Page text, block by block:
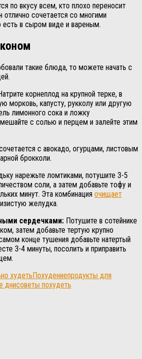
по вкусу всем, кто плохо переносит
отлично сочетается со многими
есть в сыром виде и вареным.
такие блюда, то можете начать с
корнеплод на крупной терке, в
морковь, капусту, рукколу или другую
лимонного сока и ложку
с солью и перцем и залейте этим
с авокадо, огурцами, листовым
брокколи.
нарежьте ломтиками, потушите 3-5
соли, а затем добавьте тофу и
минут. Эта комбинация очищает
желудка.
сердечками: Потушите в сотейнике
затем добавьте тертую крупно
конце тушения добавьте натертый
3-4 минуты, посолить и приправить
худетьПохудениепродукты для
днисоветы похудеть